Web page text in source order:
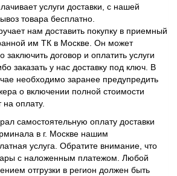
услуги доставки, с нашей
товара бесплатно.
нам доставить покупку в приемный
им ТК в Москве. Он может
заключить договор и оплатить услуги
заказать у нас доставку под ключ. В
необходимо заранее предупредить
о включении полной стоимости
на оплату.
самостоятельную оплату доставки
в г. Москве нашим
услуга. Обратите внимание, что
с наложенным платежом. Любой
отгрузки в регион должен быть